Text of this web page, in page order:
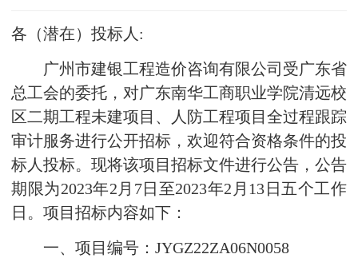
各（潜在）投标人:
广州市建银工程造价咨询有限公司受广东省
总工会的委托，对广东南华工商职业学院清远校
区二期工程未建项目、人防工程项目全过程跟踪
审计服务进行公开招标，欢迎符合资格条件的投
标人投标。现将该项目招标文件进行公告，公告
期限为2023年2月7日至2023年2月13日五个工作
日。项目招标内容如下：
一、项目编号：JYGZ22ZA06N0058